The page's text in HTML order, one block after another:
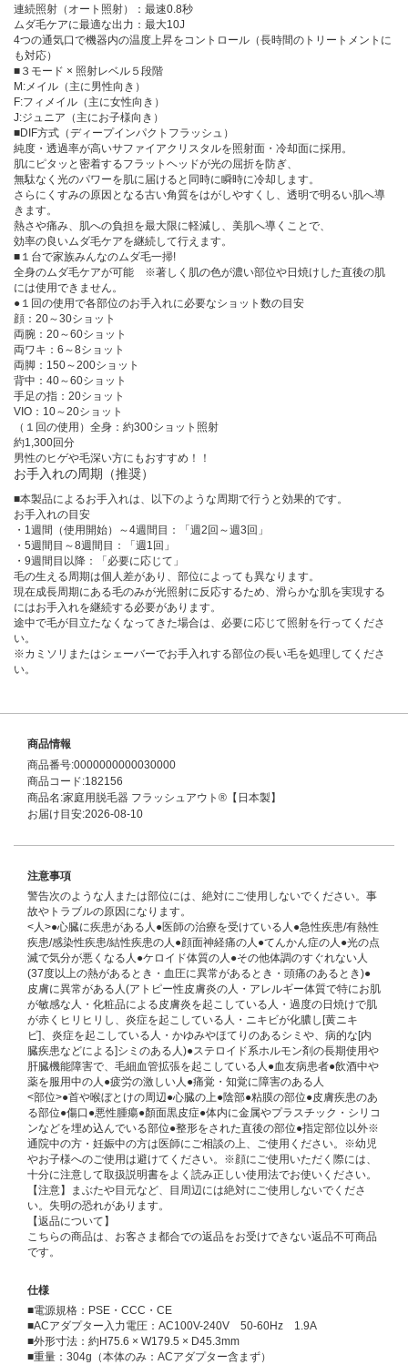
連続照射（オート照射）：最速0.8秒
ムダ毛ケアに最適な出力：最大10J
4つの通気口で機器内の温度上昇をコントロール（長時間のトリートメントに
も対応）
■３モード × 照射レベル５段階
M:メイル（主に男性向き）
F:フィメイル（主に女性向き）
J:ジュニア（主にお子様向き）
■DIF方式（ディープインパクトフラッシュ）
純度・透過率が高いサファイアクリスタルを照射面・冷却面に採用。
肌にピタッと密着するフラットヘッドが光の屈折を防ぎ、
無駄なく光のパワーを肌に届けると同時に瞬時に冷却します。
さらにくすみの原因となる古い角質をはがしやすくし、透明で明るい肌へ導
きます。
熱さや痛み、肌への負担を最大限に軽減し、美肌へ導くことで、
効率の良いムダ毛ケアを継続して行えます。
■１台で家族みんなのムダ毛一掃!
全身のムダ毛ケアが可能 ※著しく肌の色が濃い部位や日焼けした直後の肌
には使用できません。
●１回の使用で各部位のお手入れに必要なショット数の目安
顔：20～30ショット
両腕：20～60ショット
両ワキ：6～8ショット
両脚：150～200ショット
背中：40～60ショット
手足の指：20ショット
VIO：10～20ショット
（１回の使用）全身：約300ショット照射
約1,300回分
男性のヒゲや毛深い方にもおすすめ！！
お手入れの周期（推奨）
■本製品によるお手入れは、以下のような周期で行うと効果的です。
お手入れの目安
・1週間（使用開始）～4週間目：「週2回～週3回」
・5週間目～8週間目：「週1回」
・9週間目以降：「必要に応じて」
毛の生える周期は個人差があり、部位によっても異なります。
現在成長周期にある毛のみが光照射に反応するため、滑らかな肌を実現する
にはお手入れを継続する必要があります。
途中で毛が目立たなくなってきた場合は、必要に応じて照射を行ってくださ
い。
※カミソリまたはシェーバーでお手入れする部位の長い毛を処理してくださ
い。
商品情報
商品番号:0000000000030000
商品コード:182156
商品名:家庭用脱毛器 フラッシュアウト®【日本製】
お届け目安:2026-08-10
注意事項
警告次のような人または部位には、絶対にご使用しないでください。事
故やトラブルの原因になります。
<人>●心臓に疾患がある人●医師の治療を受けている人●急性疾患/有熱性
疾患/感染性疾患/結性疾患の人●顔面神経痛の人●てんかん症の人●光の点
滅で気分が悪くなる人●ケロイド体質の人●その他体調のすぐれない人
(37度以上の熱があるとき・血圧に異常があるとき・頭痛のあるとき)●
皮膚に異常がある人(アトピー性皮膚炎の人・アレルギー体質で特にお肌
が敏感な人・化粧品による皮膚炎を起こしている人・過度の日焼けで肌
が赤くヒリヒリし、炎症を起こしている人・ニキビが化膿し[黄ニキ
ビ]、炎症を起こしている人・かゆみやほてりのあるシミや、病的な[内
臓疾患などによる]シミのある人)●ステロイド系ホルモン剤の長期使用や
肝臓機能障害で、毛細血管拡張を起こしている人●血友病患者●飲酒中や
薬を服用中の人●疲労の激しい人●痛覚・知覚に障害のある人
<部位>●首や喉ぼとけの周辺●心臓の上●陰部●粘膜の部位●皮膚疾患のあ
る部位●傷口●悪性腫瘍●顏面黒皮症●体内に金属やプラスチック・シリコ
ンなどを埋め込んでいる部位●整形をされた直後の部位●指定部位以外※
通院中の方・妊娠中の方は医師にご相談の上、ご使用ください。※幼児
やお子様へのご使用は避けてください。※顔にご使用いただく際には、
十分に注意して取扱説明書をよく読み正しい使用法でお使いください。
【注意】まぶたや目元など、目周辺には絶対にご使用しないでくださ
い。失明の恐れがあります。
【返品について】
こちらの商品は、お客さま都合での返品をお受けできない返品不可商品
です。
仕様
■電源規格：PSE・CCC・CE
■ACアダプター入力電圧：AC100V-240V 50-60Hz 1.9A
■外形寸法：約H75.6 × W179.5 × D45.3mm
■重量：304g（本体のみ：ACアダプター含まず）